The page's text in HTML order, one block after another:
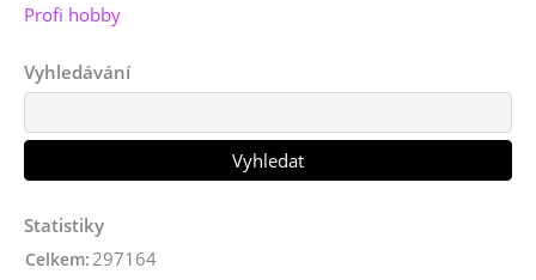
Profi hobby
Vyhledávání
Statistiky
Celkem: 297164